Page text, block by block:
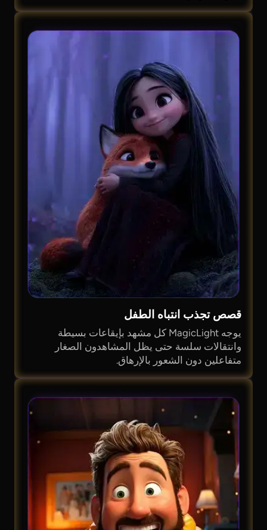
قصص تجذب انتباه الطفل
يوجه MagicLight كل مشهد بإيقاعات بسيطة
وانتقالات سلسة حتى يظل المشاهدون الصغار
متفاعلين دون الشعور بالإرهاق.